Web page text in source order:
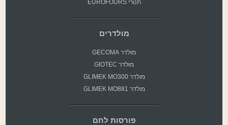
תנורי EUROFOURS
מולדרים
מולדר GECOMA
מולדר GIOTEC
מולדר GLIMEK MO300
מולדר GLIMEK MO881
פורסות לחם